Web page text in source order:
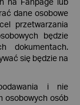
na Fanpage lub
dane osobowe
przetwarzania
będzie
dokumentach.
się będzie na
i nie
osobowych osób